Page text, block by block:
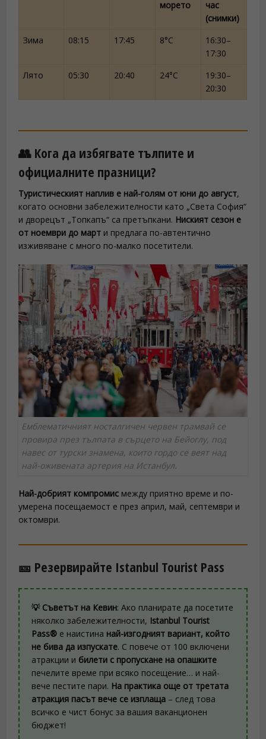
морето
час
(снимки)
Зима
08:15 17:45 8°C
16:30–
17:30
Лято
05:30 20:40 24°C
19:30–
20:30
👥 Кога да избягвате тълпите и
официалните празници?
Туристическият наплив е най-голям от юни до август,
когато основни забележителности като „Света София“
и дворецът „Топкапъ“ са претъпкани. Ниският сезон е
от ноември до март и предлага по-автентично
изживяване с много по-малко посетители.
Емблематичният носталгичен червен трамвай се
провира през тълпата в сърцето на Бейоглу, под
навес от турски знамена, които гордо се веят над
най-оживената артерия на Истанбул.
Най-добрият компромис между приятно време и по-
умерена посещаемост е през април, май, септември и
октомври.
🎫 Резервирайте Istanbul Tourist Pass
💡 Съветът на Кевин: Ако планирате да посетите
няколко забележителности, Istanbul Tourist
Pass® е наистина най-изгодният вариант, който
не бива да изпускате. С повече от 100 включени
атракции и билети с пропускане на опашките
печелите време при всяко посещение… и най-
вече пестите пари. На практика още от третата
атракция пасът вече се изплаща – след това
всичко е чист бонус за вашия ваканционен
бюджет!